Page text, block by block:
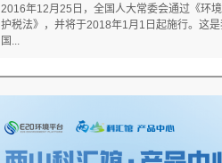
2016年12月25日，全国人大常委会通过《环
护税法》，并将于2018年1月1日起施行。这
国...